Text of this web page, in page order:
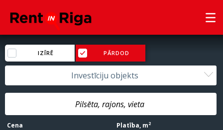
IZĪRĒ PĀRDOD
Investīciju objekts
Cena
Platība, m2